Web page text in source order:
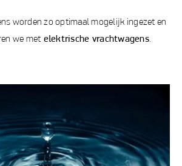
worden zo optimaal mogelijk ingezet en
we met elektrische vrachtwagens.